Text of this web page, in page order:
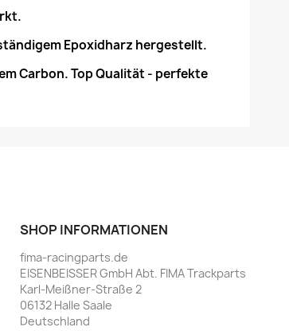
Epoxidharz hergestellt.
Carbon. Top Qualität - perfekte
SHOP INFORMATIONEN
fima-racingparts.de
EISENBEISSER GmbH Abt. FIMA Trackparts
Karl-Meißner-Straße 2
06132 Halle Saale
Deutschland